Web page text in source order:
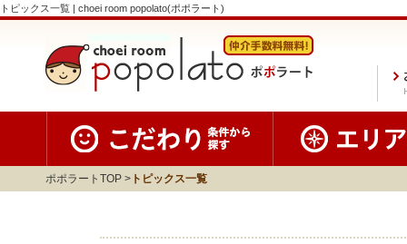
トピックス一覧 | choei room popolato(ポポラート)
ポポラートTOP トピックス一覧